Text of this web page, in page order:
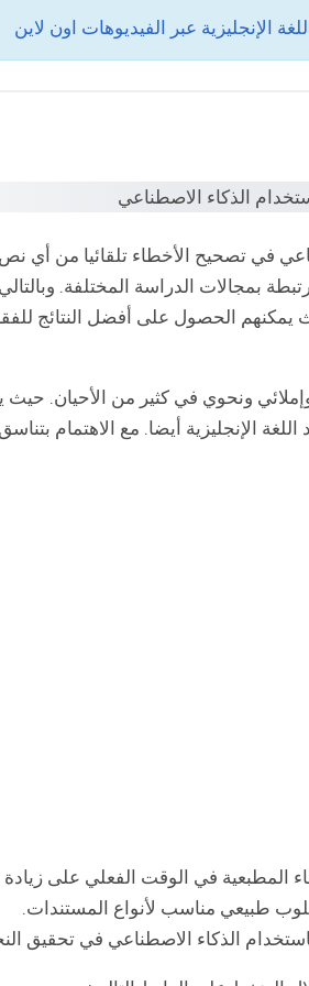
في تصحيح الأخطاء تلقائيا من أي نص
بمجالات الدراسة المختلفة.
يمكنهم الحصول على أفضل النتائج
ونحوي في كثير من الأحيان.
الإنجليزية أيضا. مع الاهتمام
المطبعية في الوقت الفعلي على زيادة
طبيعي مناسب لأنواع المستندات.
الذكاء الاصطناعي في تحقيق